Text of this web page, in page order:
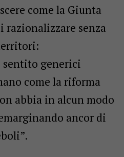
come la Giunta
razionalizzare senza
sentito generici
come la riforma
abbia in alcun modo
ancor di